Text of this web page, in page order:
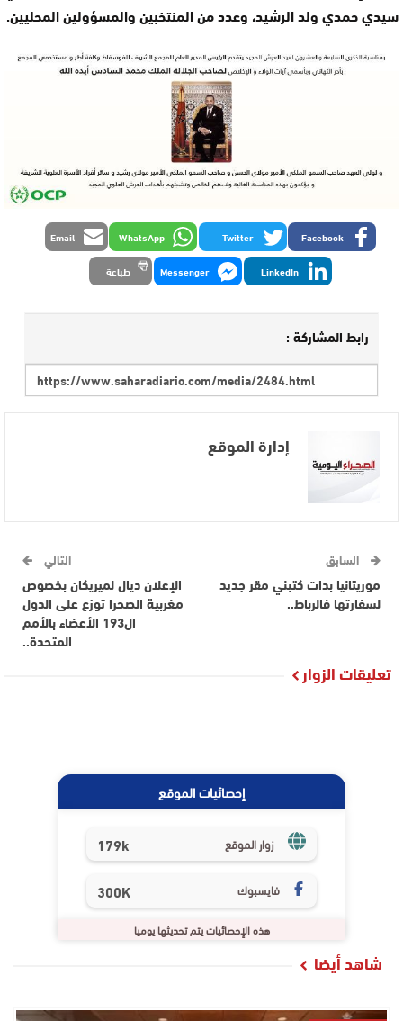
سيدي حمدي ولد الرشيد، وعدد من المنتخبين والمسؤولين المحليين.
Facebook
Twitter
WhatsApp
Email
LinkedIn
Messenger طباعة
رابط المشاركة :
إدارة الموقع
السابق
موريتانيا بدات كتبني مقر جديد
لسفارتها فالرباط..
التالي
الإعلان ديال لميريكان بخصوص
مغربية الصحرا توزع على الدول
ال193 الأعضاء بالأمم
المتحدة..
تعليقات الزوار
إحصائيات الموقع
زوار الموقع 179k
فايسبوك 300K
هذه الإحصائيات يتم تحديثها يوميا
شاهد أيضا